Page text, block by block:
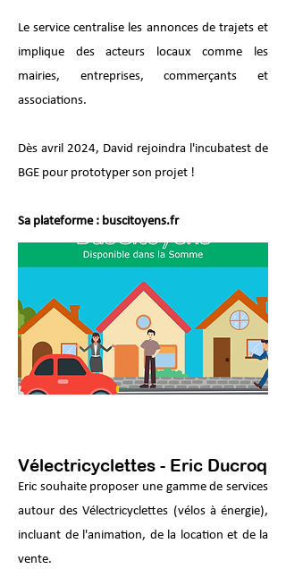
Le service centralise les annonces de trajets et
implique des acteurs locaux comme les
mairies, entreprises, commerçants et
associations.
Dès avril 2024, David rejoindra l'incubatest de
BGE pour prototyper son projet !
Sa plateforme : buscitoyens.fr
Vélectricyclettes - Eric Ducroq
Eric souhaite proposer une gamme de services
autour des Vélectricyclettes (vélos à énergie),
incluant de l'animation, de la location et de la
vente.